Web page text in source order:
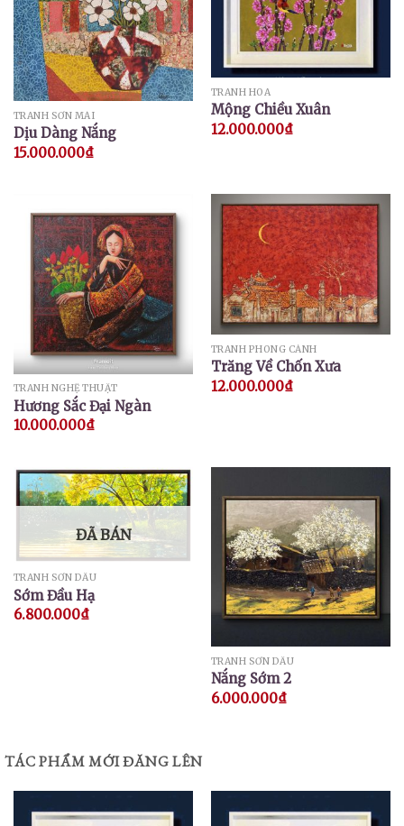
TRANH SƠN MÀI
Dịu Dàng Nắng
15.000.000₫
TRANH HOA
Mộng Chiều Xuân
12.000.000₫
TRANH NGHỆ THUẬT
Hương Sắc Đại Ngàn
10.000.000₫
TRANH PHONG CẢNH
Trăng Về Chốn Xưa
12.000.000₫
ĐÃ BÁN
TRANH SƠN DẦU
Sớm Đầu Hạ
6.800.000₫
TRANH SƠN DẦU
Nắng Sớm 2
6.000.000₫
TÁC PHẨM MỚI ĐĂNG LÊN